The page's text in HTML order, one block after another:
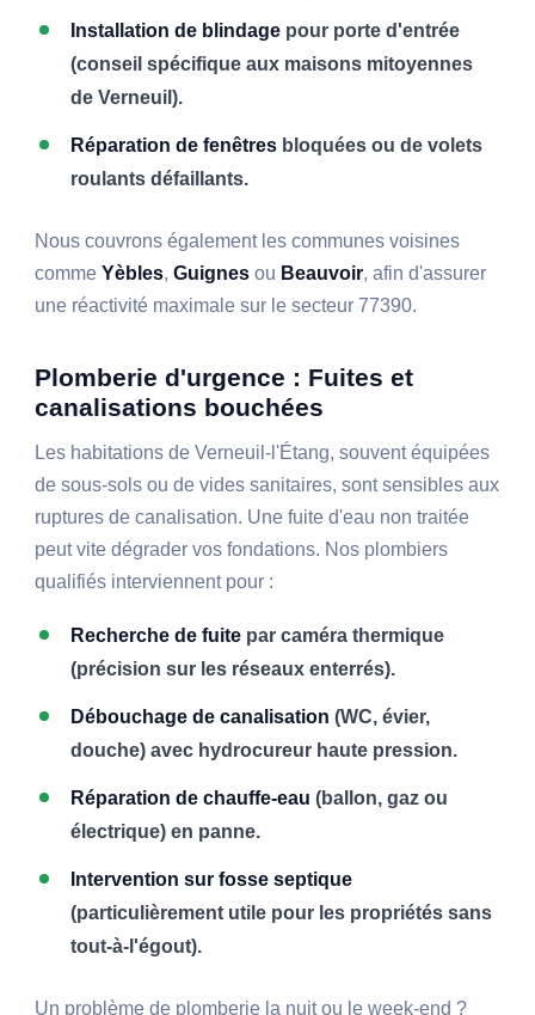
Installation de blindage pour porte d'entrée
(conseil spécifique aux maisons mitoyennes
de Verneuil).
Réparation de fenêtres bloquées ou de volets
roulants défaillants.
Nous couvrons également les communes voisines
comme Yèbles,Guignes ou Beauvoir, afin d'assurer
une réactivité maximale sur le secteur 77390.
Plomberie d'urgence : Fuites et
canalisations bouchées
Les habitations de Verneuil-l'Étang, souvent équipées
de sous-sols ou de vides sanitaires, sont sensibles aux
ruptures de canalisation. Une fuite d'eau non traitée
peut vite dégrader vos fondations. Nos plombiers
qualifiés interviennent pour :
Recherche de fuite par caméra thermique
(précision sur les réseaux enterrés).
Débouchage de canalisation (WC, évier,
douche) avec hydrocureur haute pression.
Réparation de chauffe-eau (ballon, gaz ou
électrique) en panne.
Intervention sur fosse septique
(particulièrement utile pour les propriétés sans
tout-à-l'égout).
Un problème de plomberie la nuit ou le week-end ?